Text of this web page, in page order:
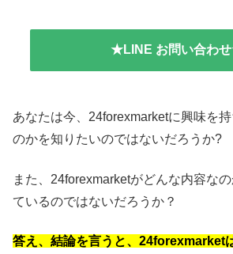
★LINE お問い合わ
あなたは今、24forexmarketに興味を
のかを知りたいのではないだろうか?
また、24forexmarketがどんな内容な
ているのではないだろうか？
答え、結論を言うと、24forexmarket